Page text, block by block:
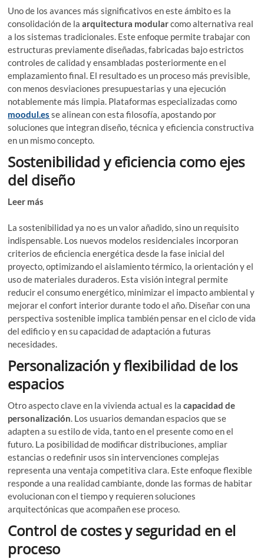
Uno de los avances más significativos en este ámbito es la
consolidación de laarquitectura modularcomo alternativa real
a los sistemas tradicionales. Este enfoque permite trabajar con
estructuras previamente diseñadas, fabricadas bajo estrictos
controles de calidad y ensambladas posteriormente en el
emplazamiento final. El resultado es un proceso más previsible,
con menos desviaciones presupuestarias y una ejecución
notablemente más limpia. Plataformas especializadas como
moodul.es se alinean con esta filosofía, apostando por
soluciones que integran diseño, técnica y eficiencia constructiva
en un mismo concepto.
Sostenibilidad y eficiencia como ejes
del diseño
Leer más
La sostenibilidad ya no es un valor añadido, sino un requisito
indispensable. Los nuevos modelos residenciales incorporan
criterios de eficiencia energética desde la fase inicial del
proyecto, optimizando el aislamiento térmico, la orientación y el
uso de materiales duraderos. Esta visión integral permite
reducir el consumo energético, minimizar el impacto ambiental y
mejorar el confort interior durante todo el año. Diseñar con una
perspectiva sostenible implica también pensar en el ciclo de vida
del edificio y en su capacidad de adaptación a futuras
necesidades.
Personalización y flexibilidad de los
espacios
Otro aspecto clave en la vivienda actual es lacapacidad de
personalización. Los usuarios demandan espacios que se
adapten a su estilo de vida, tanto en el presente como en el
futuro. La posibilidad de modificar distribuciones, ampliar
estancias o redefinir usos sin intervenciones complejas
representa una ventaja competitiva clara. Este enfoque flexible
responde a una realidad cambiante, donde las formas de habitar
evolucionan con el tiempo y requieren soluciones
arquitectónicas que acompañen ese proceso.
Control de costes y seguridad en el
proceso